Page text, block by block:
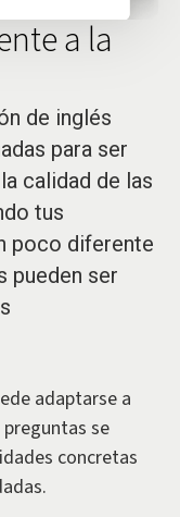
a la
de inglés
para ser
calidad de las
tus
poco diferente
pueden ser
adaptarse a
se
concretas